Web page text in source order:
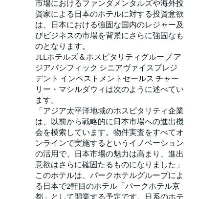
市場におけるファンダメンタルズや海外投
資家による日本のホテルに対する投資意欲
は、日本における強固な国内のレジャー及
びビジネスの市場を背景にさらに強固なも
のとなります。
JLLホテルズ＆ホスピタリティグループ ア
ジアパシフィック シニアヴァイスプレジ
デント インベストメントセールス チャー
リー・マシルダウィは次のように述べてい
ます。
「アジア太平洋地域のホスピタリティ企業
は、以前から戦略的に日本市場への進出機
会を模索しています。物件実査をすべてオ
ンラインで実施するというイノベーション
の活用で、日本市場の魅力は高まり、進出
意欲はさらに確固たるものになりました」
このホテルは、パークホテルグループによ
る日本で2軒目のホテル「パークホテル京